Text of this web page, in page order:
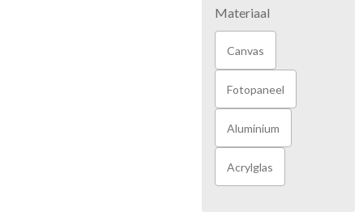
Materiaal
Canvas
Fotopaneel
Aluminium
Acrylglas